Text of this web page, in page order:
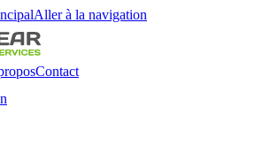
Aller à la navigation
Contact